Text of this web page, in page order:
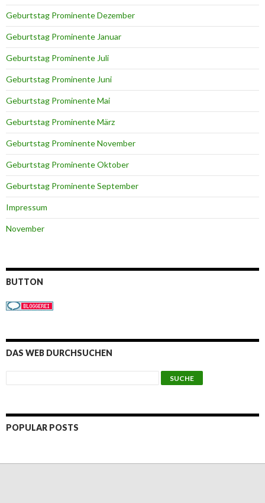
Geburtstag Prominente Dezember
Geburtstag Prominente Januar
Geburtstag Prominente Juli
Geburtstag Prominente Juni
Geburtstag Prominente Mai
Geburtstag Prominente März
Geburtstag Prominente November
Geburtstag Prominente Oktober
Geburtstag Prominente September
Impressum
November
BUTTON
DAS WEB DURCHSUCHEN
POPULAR POSTS